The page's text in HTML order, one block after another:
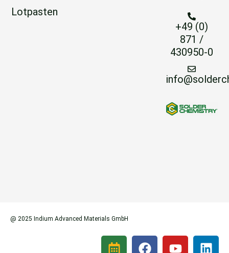
+49 (0)
871 /
430950-0
Lotpasten
@ 2025 Indium Advanced Materials GmbH